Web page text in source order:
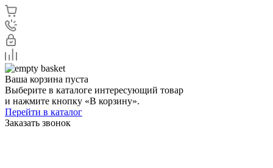
Ваша корзина пуста
Выберите в каталоге интересующий товар
и нажмите кнопку «В корзину».
Перейти в каталог
Заказать звонок